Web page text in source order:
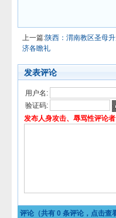
上一篇:陕西：渭南教区圣母
济各瞻礼
发表评论
用户名:
验证码:
发布人身攻击、辱骂性评论
评论（共有 0 条评论，点击查